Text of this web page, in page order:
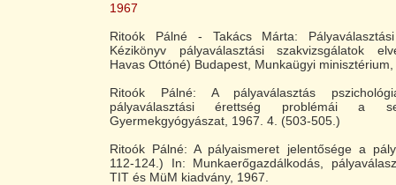
1967
Ritoók Pálné - Takács Márta: Pályaválasztási
Kézikönyv pályaválasztási szakvizsgálatok
Havas Ottóné) Budapest, Munkaügyi
Ritoók Pálné: A pályaválasztás
pályaválasztási érettség problémái a
Gyermekgyógyászat, 1967. 4. (503-505.)
Ritoók Pálné: A pályaismeret jelentősége a
112-124.) In: Munkaerőgazdálkodás,
TIT és MüM kiadvány, 1967.